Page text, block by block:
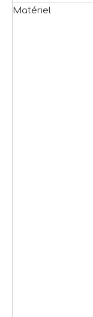
Matériel